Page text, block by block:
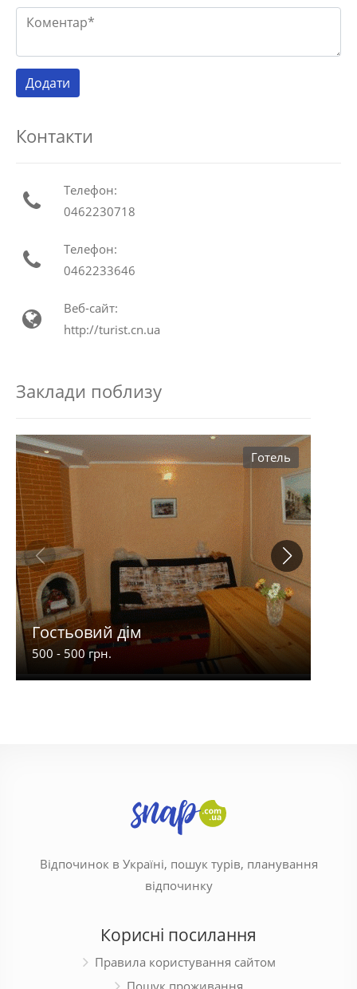
Контакти
Телефон:
0462230718
Телефон:
0462233646
Веб-сайт:
http://turist.cn.ua
Заклади поблизу
Готель
Гостьовий дім
500 - 500 грн.
Відпочинок в Україні, пошук турів, планування
відпочинку
Корисні посилання
Правила користування сайтом